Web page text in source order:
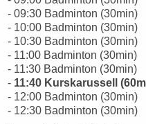
- 09:30 Badminton (30min)
- 10:00 Badminton (30min)
- 10:30 Badminton (30min)
- 11:00 Badminton (30min)
- 11:30 Badminton (30min)
- 11:40 Kurskarussell
- 12:00 Badminton (30min)
- 12:30 Badminton (30min)